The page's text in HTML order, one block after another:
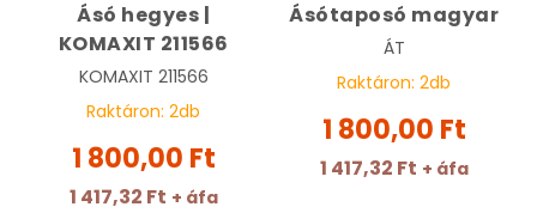
Ásó hegyes |
KOMAXIT 211566
KOMAXIT 211566
Raktáron: 2db
1 800,00 Ft
1 417,32 Ft + áfa
Ásótaposó magyar
ÁT
Raktáron: 2db
1 800,00 Ft
1 417,32 Ft + áfa